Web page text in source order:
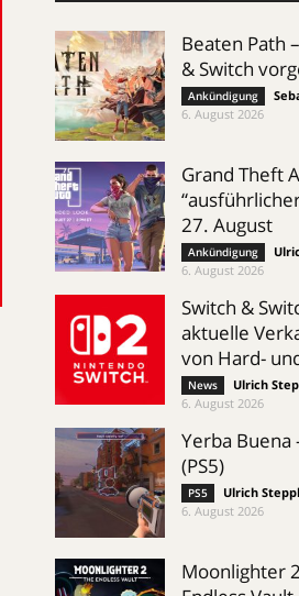
Beaten Path
& Switch
Ankündigung
6. August 2026
Grand Theft
27. August
Ankündigung
6. August 2026
Switch &
aktuelle
von Hard-
News Ulrich
6. August 2026
Yerba Buena
(PS5)
PS5 Ulrich
6. August 2026
Moonlighter